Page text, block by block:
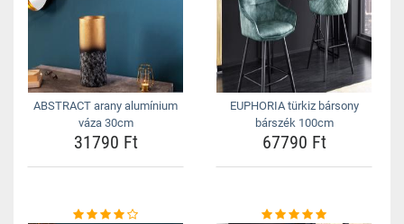
ABSTRACT arany alumínium
váza 30cm
31790 Ft
EUPHORIA türkiz bársony
bárszék 100cm
67790 Ft